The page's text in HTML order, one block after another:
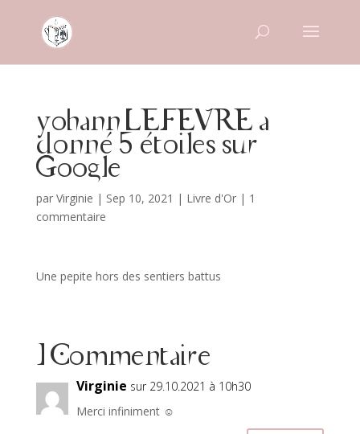
yohann LEFEVRE a
donné 5 étoiles sur
Google
par Virginie | Sep 10, 2021 | Livre d'Or| 1
commentaire
Une pepite hors des sentiers battus
1 Commentaire
Virginie sur 29.10.2021 à 10h30
Merci infiniment ☺️